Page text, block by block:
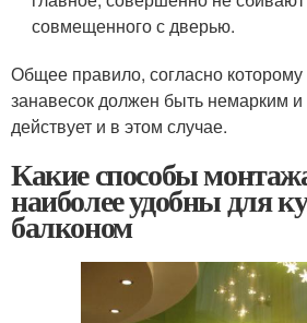
совмещенного с дверью.
Общее правило, согласно
занавесок должен быть немарким и
действует и в этом случае.
Какие способы
наиболее удобны для
балконом